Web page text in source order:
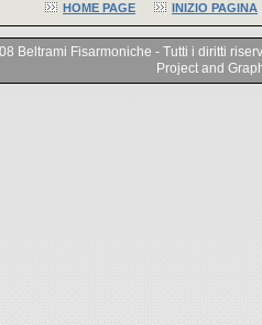
HOME PAGE INIZIO PAGINA
Beltrami Fisarmoniche - Tutti i diritti
Project and